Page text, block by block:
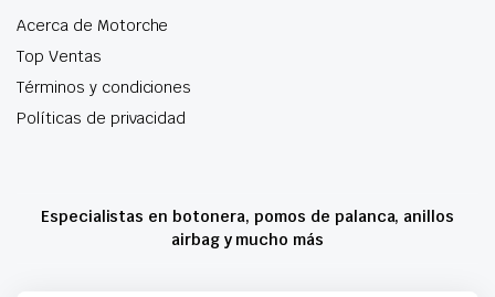
Acerca de Motorche
Top Ventas
Términos y condiciones
Políticas de privacidad
Especialistas en botonera, pomos de palanca, anillos
airbag y mucho más